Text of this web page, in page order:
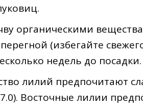
органическими
(избегайте
недель до посадки.
лилий предпочитают
Восточные лилии